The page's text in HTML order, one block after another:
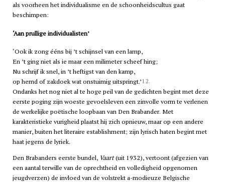
als voorheen het individualisme en de schoonheidscultus gaat
beschimpen:
‘Aan prullige individualisten’
‘Ook ik zong ééns bij ’t schijnsel van een lamp,
En ’t ging niet als ie maar een milimeter scheef hing;
Nu schrijf ik snel, in ’t heftigst van den kamp,
op hemd of zakdoek wat onstuimig uitspringt.’12.
Ondanks het nog niet al te hoge peil van de gedichten begint met deze
eerste poging zijn woeste gevoelsleven een zinvolle vorm te verlenen
de werkelijke poëtische loopbaan van Den Brabander. Met
karakteristieke vurigheid plaatst hij zich opnieuw, maar op een andere
manier, buiten het literaire establishment; zijn lyrisch haten begint met
haat jegens de lyriek.
Den Brabanders eerste bundel, Vaart(uit 1932), vertoont (afgezien van
een aantal terwille van de oprechtheid en volledigheid opgenomen
jeugdverzen) de invloed van de volstrekt a-modieuze Belgische